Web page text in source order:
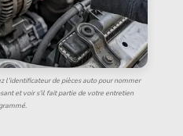
l'identificateur de pièces auto pour nommer
et voir s'il fait partie de votre entretien